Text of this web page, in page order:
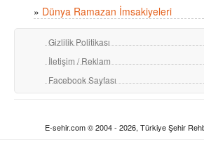
» Dünya Ramazan İmsakiyeleri
Gizlilik Politikası
İletişim / Reklam
Facebook Sayfası
E-sehir.com © 2004 - 2026, Türkiye Şehir